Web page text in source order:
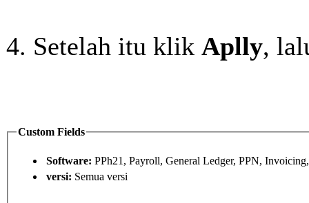
Setelah itu klik Aplly,
Custom Fields
Software: PPh21, Payroll, General Ledger, PPN,
versi: Semua versi